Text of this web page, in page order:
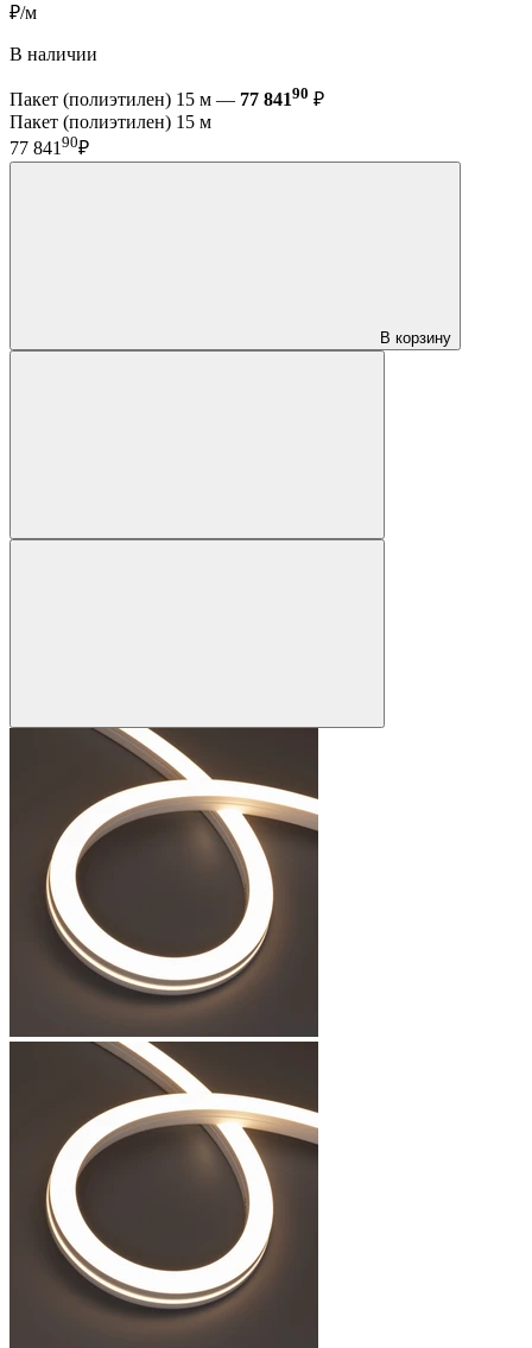
₽/м
В наличии
Пакет (полиэтилен) 15 м — 77 84190 ₽
Пакет (полиэтилен) 15 м
77 84190₽
В корзину